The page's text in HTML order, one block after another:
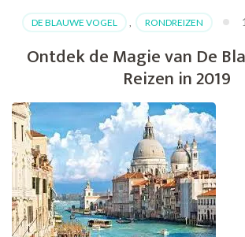
DE BLAUWE VOGEL , RONDREIZEN
Ontdek de Magie van De
Reizen in 2019